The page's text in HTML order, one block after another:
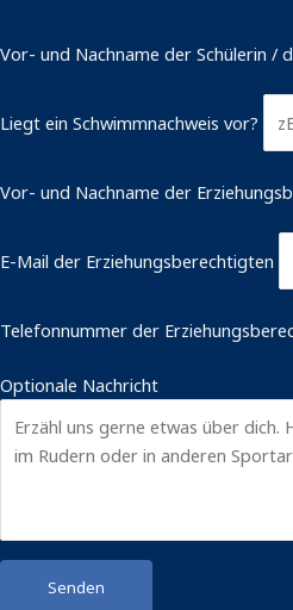
Vor- und Nachname der Schülerin /
Liegt ein Schwimmnachweis vor?
Vor- und Nachname der
E-Mail der Erziehungsberechtigten
Telefonnummer der
Optionale Nachricht
Senden